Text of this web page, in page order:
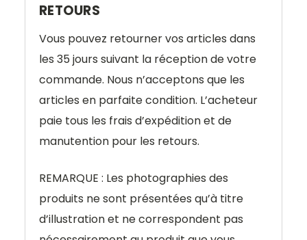
RETOURS
Vous pouvez retourner vos articles dans
les 35 jours suivant la réception de votre
commande. Nous n’acceptons que les
articles en parfaite condition. L’acheteur
paie tous les frais d’expédition et de
manutention pour les retours.
REMARQUE : Les photographies des
produits ne sont présentées qu’à titre
d’illustration et ne correspondent pas